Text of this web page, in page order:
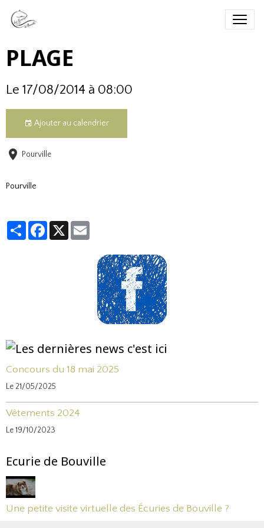
PLAGE
Le 17/08/2014 à 08:00
Ajouter au calendrier
Pourville
Pourville
PartagerFacebook
X
Concours du 18 mai 2025
Le 21/05/2025
Vêtements 2024
Le 19/10/2023
Ecurie de Bouville
Une petite visite virtuelle des Écuries de Bouville ?